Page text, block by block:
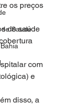
Saude
os preços
de saúde
com
e
disso, a